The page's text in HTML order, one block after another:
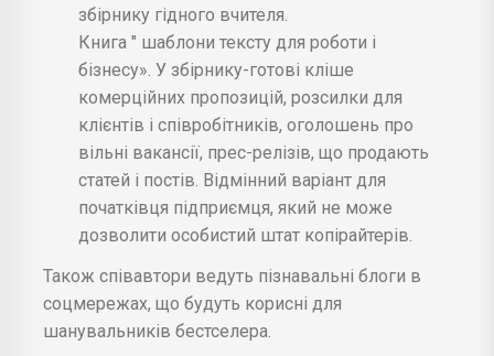
збірнику гідного вчителя.
Книга " шаблони тексту для роботи і
бізнесу». У збірнику-готові кліше
комерційних пропозицій, розсилки для
клієнтів і співробітників, оголошень про
вільні вакансії, прес-релізів, що продають
статей і постів. Відмінний варіант для
початківця підприємця, який не може
дозволити особистий штат копірайтерів.
Також співавтори ведуть пізнавальні блоги в
соцмережах, що будуть корисні для
шанувальників бестселера.